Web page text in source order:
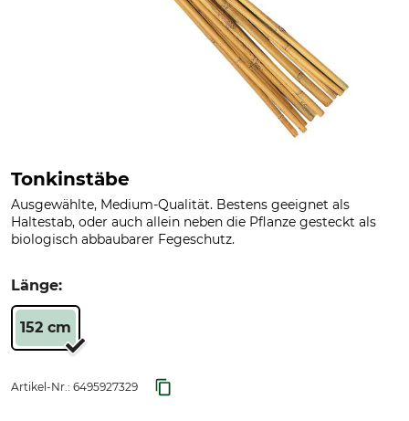
Tonkinstäbe
Ausgewählte, Medium-Qualität. Bestens geeignet als
Haltestab, oder auch allein neben die Pflanze gesteckt als
biologisch abbaubarer Fegeschutz.
Länge:
152 cm
Artikel-Nr.: 6495927329